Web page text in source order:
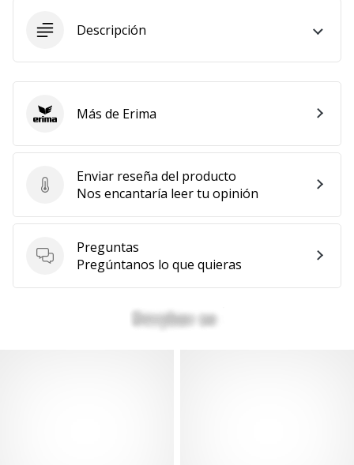
Descripción
Enviar reseña del producto
Enviar reseña del producto
Nos encantaría leer tu opinión
Preguntas
Preguntas
Pregúntanos lo que quieras
ErimaMás de Erima